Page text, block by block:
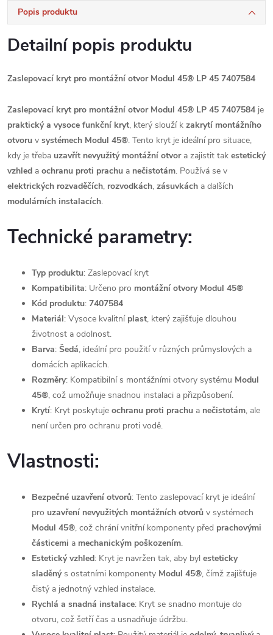
Popis produktu
Detailní popis produktu
Zaslepovací kryt pro montážní otvor Modul 45® LP 45 7407584
Zaslepovací kryt pro montážní otvor Modul 45® LP 45 7407584 je
praktický a vysoce funkční kryt, který slouží k zakrytí montážního
otvoru v systémech Modul 45®. Tento kryt je ideální pro situace,
kdy je třeba uzavřít nevyužitý montážní otvora zajistit tak estetický
vzhled a ochranu proti prachu a nečistotám. Používá se v
elektrických rozvaděčích, rozvodkách, zásuvkách a dalších
modulárních instalacích.
Technické parametry:
Typ produktu: Zaslepovací kryt
Kompatibilita: Určeno pro montážní otvory Modul 45®
Kód produktu: 7407584
Materiál: Vysoce kvalitní plast, který zajišťuje dlouhou
životnost a odolnost.
Barva: Šedá, ideální pro použití v různých průmyslových a
domácích aplikacích.
Rozměry: Kompatibilní s montážními otvory systému Modul
45®, což umožňuje snadnou instalaci a přizpůsobení.
Krytí: Kryt poskytuje ochranu proti prachu a nečistotám, ale
není určen pro ochranu proti vodě.
Vlastnosti:
Bezpečné uzavření otvorů: Tento zaslepovací kryt je ideální
pro uzavření nevyužitých montážních otvorů v systémech
Modul 45®, což chrání vnitřní komponenty před prachovými
částicemi a mechanickým poškozením.
Estetický vzhled: Kryt je navržen tak, aby byl esteticky
sladěnýs ostatními komponenty Modul 45®, čímž zajišťuje
čistý a jednotný vzhled instalace.
Rychlá a snadná instalace: Kryt se snadno montuje do
otvoru, což šetří čas a usnadňuje údržbu.